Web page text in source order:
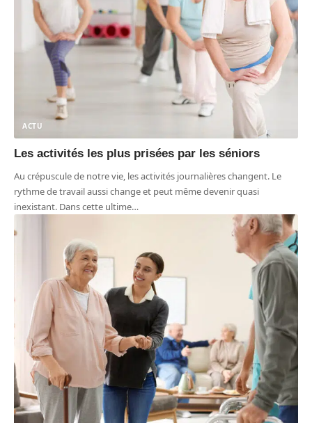
ACTU
Les activités les plus prisées par les séniors
Au crépuscule de notre vie, les activités journalières changent. Le
rythme de travail aussi change et peut même devenir quasi
inexistant. Dans cette ultime…